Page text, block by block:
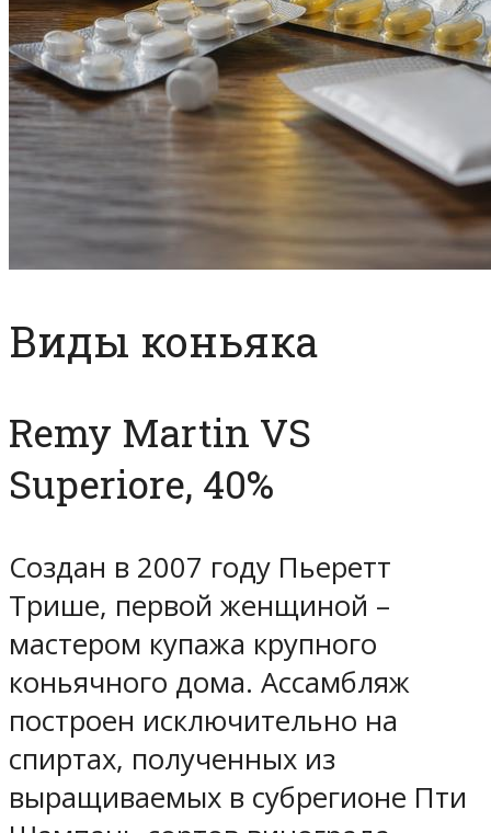
Виды коньяка
Remy Martin VS
Superiore, 40%
Создан в 2007 году Пьеретт
Трише, первой женщиной –
мастером купажа крупного
коньячного дома. Ассамбляж
построен исключительно на
спиртах, полученных из
выращиваемых в субрегионе Пти